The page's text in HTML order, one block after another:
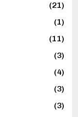
(21)
(1)
(11)
(3)
(4)
(3)
(3)